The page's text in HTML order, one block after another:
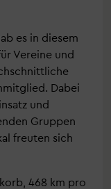
es in diesem
Vereine und
Dabei
und
Gruppen
freuten sich
468 km pro